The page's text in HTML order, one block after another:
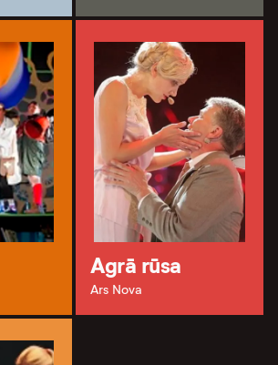
Agrā rūsa
Ars Nova